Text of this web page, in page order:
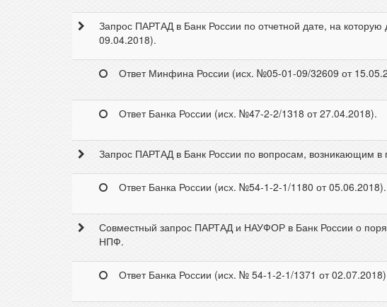
Запрос ПАРТАД в Банк России по отчетной дате, на
09.04.2018).
Ответ Минфина России (исх. №05-01-09/32609 от
Ответ Банка России (исх. №47-2-2/1318 от 27.04.2018).
Запрос ПАРТАД в Банк России по вопросам, возникающим
Ответ Банка России (исх. №54-1-2-1/1180 от 05.06.2018).
Совместный запрос ПАРТАД и НАУФОР в Банк России о
НПФ.
Ответ Банка России (исх. № 54-1-2-1/1371 от 02.07.2018)